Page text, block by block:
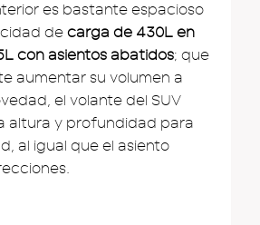
es bastante espacioso
de carga de 430L en
con asientos abatidos; que
aumentar su volumen a
el volante del SUV
altura y profundidad para
al igual que el asiento